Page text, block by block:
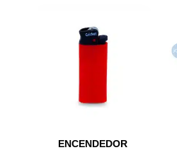
ENCENDEDOR